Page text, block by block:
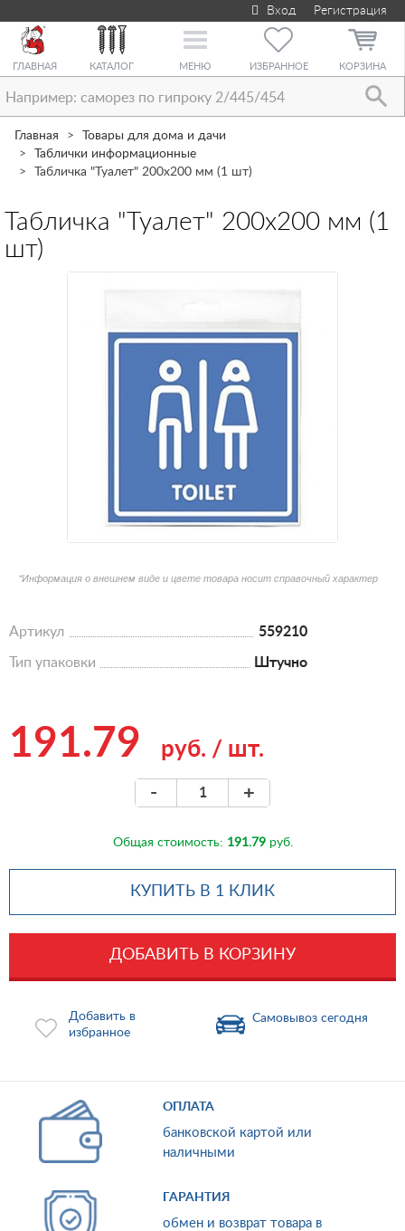
Вход Регистрация
ГЛАВНАЯ КАТАЛОГ
Toggle
МЕНЮ ИЗБРАННОЕ КОРЗИНА
Главная
Товары для дома и дачи
Таблички информационные
Табличка "Туалет" 200х200 мм (1 шт)
Табличка "Туалет" 200х200 мм (1
шт)
*Информация о внешнем виде и цвете товара носит справочный характер
Артикул 559210
Тип упаковки Штучно
191.79 руб. / шт.
- +
Общая стоимость: 191.79руб.
КУПИТЬ В 1 КЛИК
ДОБАВИТЬ В КОРЗИНУ
Добавить в
избранное
Самовывоз сегодня
ОПЛАТА
банковской картой или
наличными
ГАРАНТИЯ
обмен и возврат товара в